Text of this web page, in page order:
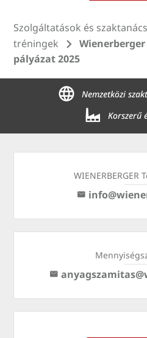
Szolgáltatások és
tréningek
pályázat 2025
Nemzetközi
Korszerű
WIENERBERGER